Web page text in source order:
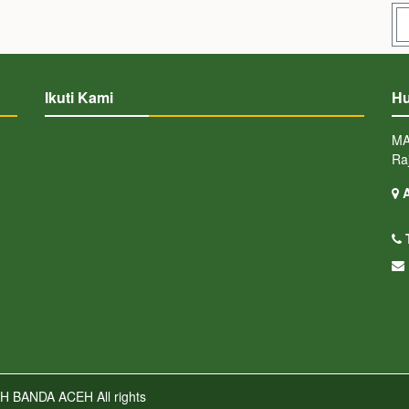
Ikuti Kami
BANDA ACEH All rights